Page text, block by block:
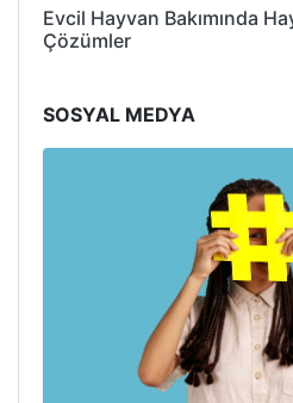
Evcil Hayvan Bakımında
Çözümler
SOSYAL MEDYA